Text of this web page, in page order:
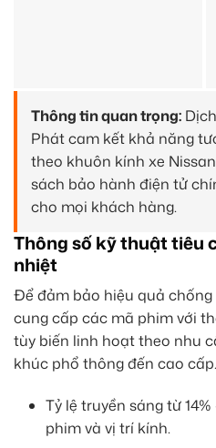
Thông tin quan trọng:
Phát cam kết khả năng
theo khuôn kính xe
sách bảo hành điện tử
cho mọi khách hàng.
Thông số kỹ thuật tiêu
nhiệt
Để đảm bảo hiệu quả
cung cấp các mã phim với
tùy biến linh hoạt theo nhu
khúc phổ thông đến cao cấp.
Tỷ lệ truyền sáng từ
phim và vị trí kính.